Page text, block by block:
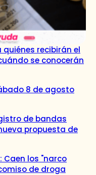
quiénes recibirán el
se conocerán
8 de agosto
de bandas
propuesta de
Caen los "narco
de droga